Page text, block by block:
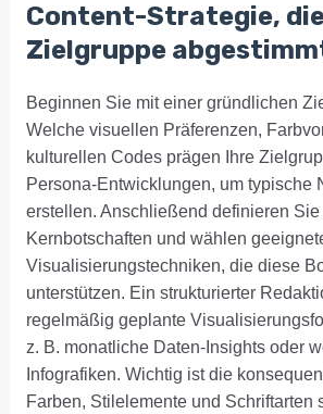
Content-Strategie,
Zielgruppe
Beginnen Sie mit einer gründlichen
Welche visuellen Präferenzen,
kulturellen Codes prägen Ihre
Persona-Entwicklungen, um typische
erstellen. Anschließend definieren Sie
Kernbotschaften und wählen
Visualisierungstechniken, die diese
unterstützen. Ein strukturierter
regelmäßig geplante
z. B. monatliche Daten-Insights oder
Infografiken. Wichtig ist die
Farben, Stilelemente und Schriftarten